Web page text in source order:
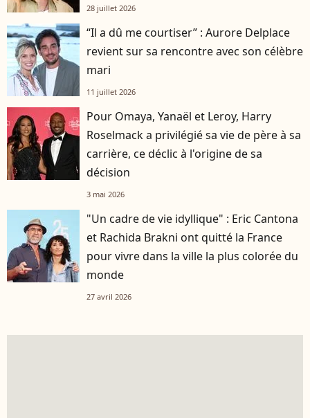
28 juillet 2026
“Il a dû me courtiser” : Aurore Delplace
revient sur sa rencontre avec son célèbre
mari
11 juillet 2026
Pour Omaya, Yanaël et Leroy, Harry
Roselmack a privilégié sa vie de père à sa
carrière, ce déclic à l'origine de sa
décision
3 mai 2026
"Un cadre de vie idyllique" : Eric Cantona
et Rachida Brakni ont quitté la France
pour vivre dans la ville la plus colorée du
monde
27 avril 2026